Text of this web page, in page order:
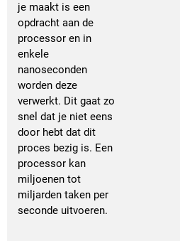
je maakt is een
opdracht aan de
processor en in
enkele
nanoseconden
worden deze
verwerkt. Dit gaat zo
snel dat je niet eens
door hebt dat dit
proces bezig is. Een
processor kan
miljoenen tot
miljarden taken per
seconde uitvoeren.